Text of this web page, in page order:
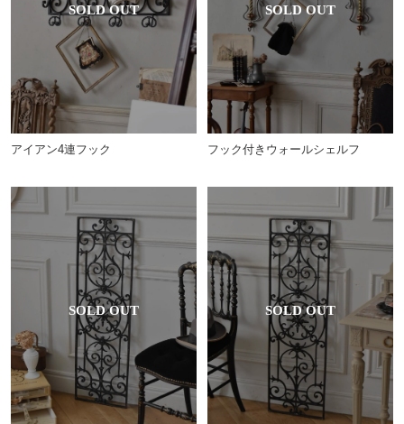
アイアン4連フック フック付きウォールシェルフ